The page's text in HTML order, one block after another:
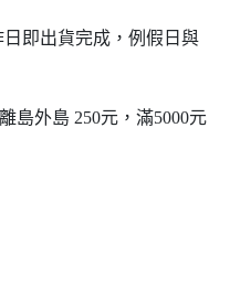
即出貨完成，例假日與
島外島 250元，滿5000元